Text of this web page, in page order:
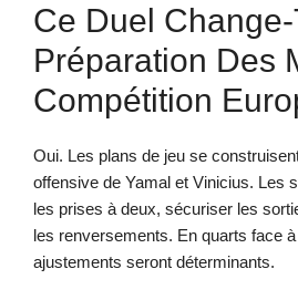
Ce Duel
Préparation Des
Compétition
Oui. Les plans de jeu se
offensive de Yamal et Vinicius. Les
les prises à deux, sécuriser les
les renversements. En quarts face à
ajustements seront déterminants.